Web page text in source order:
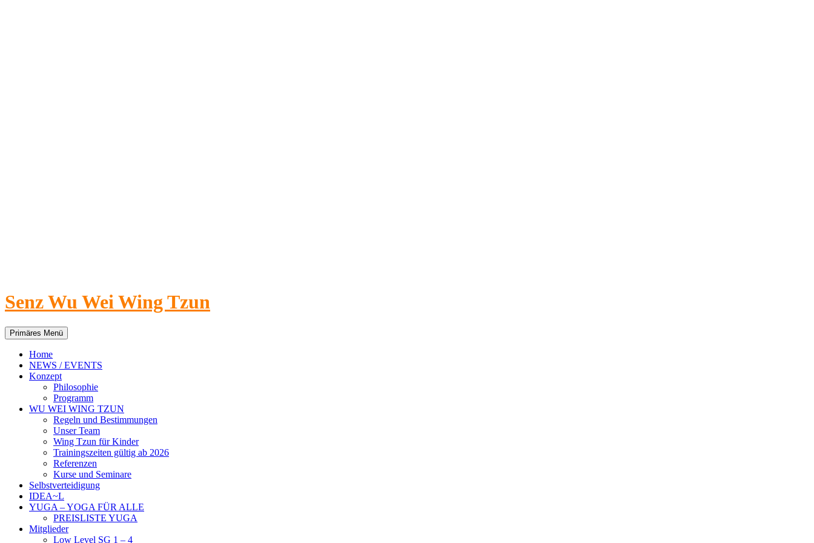
Senz Wu Wei Wing Tzun
Suchen
Primäres Menü
Home
NEWS / EVENTS
Konzept
Philosophie
Programm
WU WEI WING TZUN
Regeln und Bestimmungen
Unser Team
Wing Tzun für Kinder
Trainingszeiten gültig ab 2026
Referenzen
Kurse und Seminare
Selbstverteidigung
IDEA~L
YUGA – YOGA FÜR ALLE
PREISLISTE YUGA
Mitglieder
Low Level SG 1 – 4